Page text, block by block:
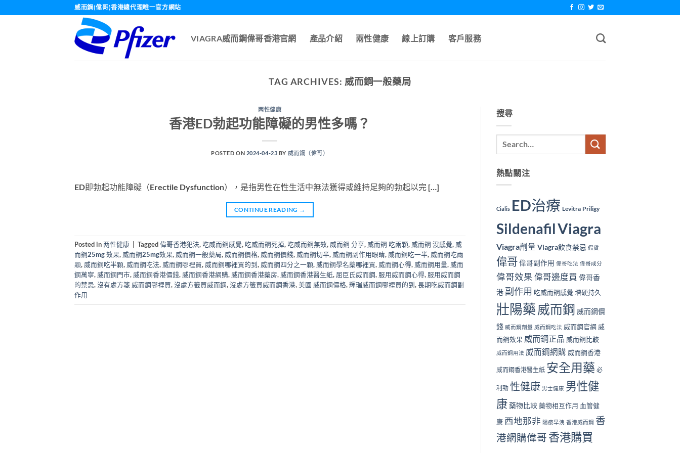
威而鋼(偉哥)香港總代理唯一官方網站
VIAGRA威而鋼偉哥香港官網 產品介紹 兩性健康 線上訂購 客戶服務
TAG ARCHIVES: 威而鋼一般藥局
两性健康
香港ED勃起功能障礙的男性多嗎？
POSTED ON 2024-04-23 BY 威而鋼（偉哥）
ED即勃起功能障礙（Erectile Dysfunction），是指男性在性生活中無法獲得或維持足夠的勃起以完 […]
CONTINUE READING →
Posted in两性健康 Tagged偉哥香港犯法, 吃威而鋼感覺, 吃威而鋼死掉, 吃威而鋼無效, 威而鋼 分享, 威而鋼 吃兩顆, 威而鋼 沒感覺, 威
而鋼25mg 效果, 威而鋼25mg效果, 威而鋼一般藥局, 威而鋼價格, 威而鋼價錢, 威而鋼切半, 威而鋼副作用眼睛, 威而鋼吃一半, 威而鋼吃兩
顆, 威而鋼吃半顆, 威而鋼吃法, 威而鋼哪裡買, 威而鋼哪裡買的到, 威而鋼四分之一顆, 威而鋼學名藥哪裡買, 威而鋼心得, 威而鋼用量, 威而
鋼萬寧, 威而鋼門市, 威而鋼香港價錢, 威而鋼香港網購, 威而鋼香港藥房, 威而鋼香港醫生紙, 屈臣氏威而鋼, 服用威而鋼心得, 服用威而鋼
的禁忌,沒有處方箋 威而鋼哪裡買,沒處方籤買威而鋼,沒處方籤買威而鋼香港,美國 威而鋼價格,輝瑞威而鋼哪裡買的到,長期吃威而鋼副
作用
搜尋
熱點關注
Cialis ED治療 Levitra Priligy
SildenafilViagra
Viagra劑量 Viagra飲食禁忌 假貨
偉哥 偉哥副作用 偉哥吃法 偉哥成分
偉哥效果偉哥邊度買 偉哥香
港 副作用 吃威而鋼感覺 增硬持久
壯陽藥 威而鋼 威而鋼價
錢 威而鋼劑量 威而鋼吃法 威而鋼官網 威
而鋼效果 威而鋼正品 威而鋼比較
威而鋼用法 威而鋼網購 威而鋼香港
威而鋼香港醫生紙 安全用藥 必
利勁 性健康 男士健康 男性健
康 藥物比較 藥物相互作用 血管健
康 西地那非 陽痿早洩 香港威而鋼 香
港網購偉哥 香港購買